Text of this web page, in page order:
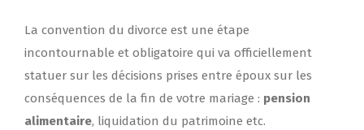
La convention du divorce est une étape
incontournable et obligatoire qui va officiellement
statuer sur les décisions prises entre époux sur les
conséquences de la fin de votre mariage : pension
alimentaire, liquidation du patrimoine etc.